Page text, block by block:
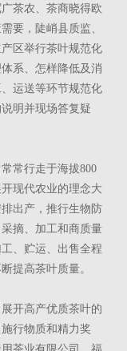
茶农、茶商晓得欧
要，陡峭县质监、
区举行茶叶规范化
系、怎样降低及消
运送等环节规范化
明并现场答复疑
常行走于海拔800
现代农业的理念大
出产，推行生物防
摘、加工和商质量
、贮运、出售全程
提高茶叶质量。
开高产优质茶叶的
行物质和精力奖